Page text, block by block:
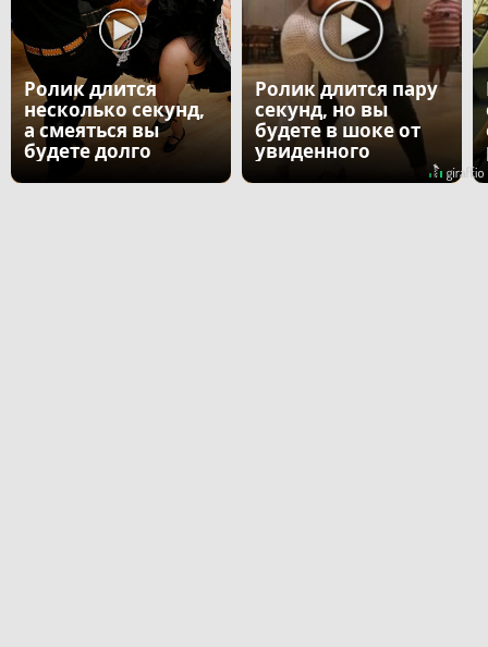
Ролик длится
несколько секунд,
а смеяться вы
будете долго
Ролик длится пару
секунд, но вы
будете в шоке от
увиденного